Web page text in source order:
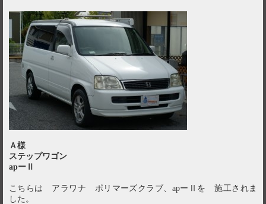
Ａ様
ステップワゴン
apーⅡ
こちらは アラワナ ポリマーズクラブ、apーⅡを 施工されま
した。